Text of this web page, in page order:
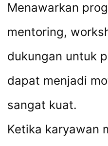
Menawarkan
mentoring,
dukungan untuk
dapat menjadi
sangat kuat.
Ketika karyawan